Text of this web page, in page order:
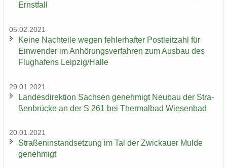
Ernst­fall
05.02.2021
Keine Nach­tei­le wegen feh­ler­haf­ter Post­leit­zahl für
Ein­wen­der im An­hö­rungs­ver­fah­ren zum Aus­bau des
Flug­ha­fens Leip­zig/Halle
29.01.2021
Lan­des­di­rek­ti­on Sach­sen ge­neh­migt Neu­bau der Stra­
ßen­brü­cke an der S 261 bei Ther­mal­bad Wie­sen­bad
20.01.2021
Stra­ßen­in­stand­set­zung im Tal der Zwi­ckau­er Mulde
ge­neh­migt